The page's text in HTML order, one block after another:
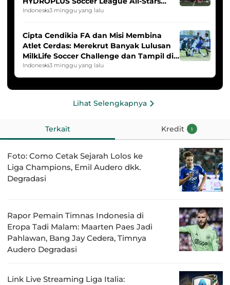
2025/2026
Indonesia3 minggu yang lalu
Cipta Cendikia FA dan Misi Membina
Atlet Cerdas: Merekrut Banyak Lulusan
MilkLife Soccer Challenge dan Tampil di
HYDROPLUS Soccer League
Indonesia3 minggu yang lalu
Lihat Selengkapnya
Terkait Kredit 1
Foto: Como Cetak Sejarah Lolos ke
Liga Champions, Emil Audero dkk.
Degradasi
Rapor Pemain Timnas Indonesia di
Eropa Tadi Malam: Maarten Paes Jadi
Pahlawan, Bang Jay Cedera, Timnya
Audero Degradasi
Link Live Streaming Liga Italia: